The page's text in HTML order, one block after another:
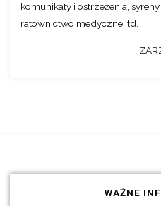
komunikaty i ostrzeżenia,
ratownictwo medyczne itd.
WAŻNE